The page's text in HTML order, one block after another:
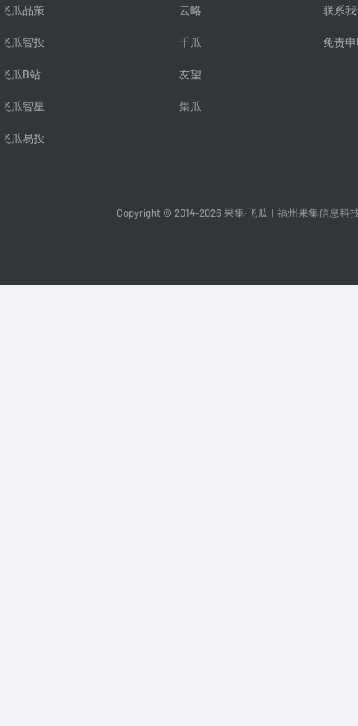
飞瓜品策
飞瓜智投
飞瓜B站
飞瓜智星
飞瓜易投
云略
千瓜
友望
集瓜
联系
免责
Copyright © 2014-2026 果集·飞瓜 福州果集信息科